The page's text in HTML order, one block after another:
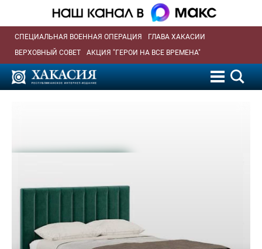
СПЕЦИАЛЬНАЯ ВОЕННАЯ ОПЕРАЦИЯ
ГЛАВА ХАКАСИИ
ВЕРХОВНЫЙ СОВЕТ
АКЦИЯ "ГЕРОИ НА ВСЕ ВРЕМЕНА"